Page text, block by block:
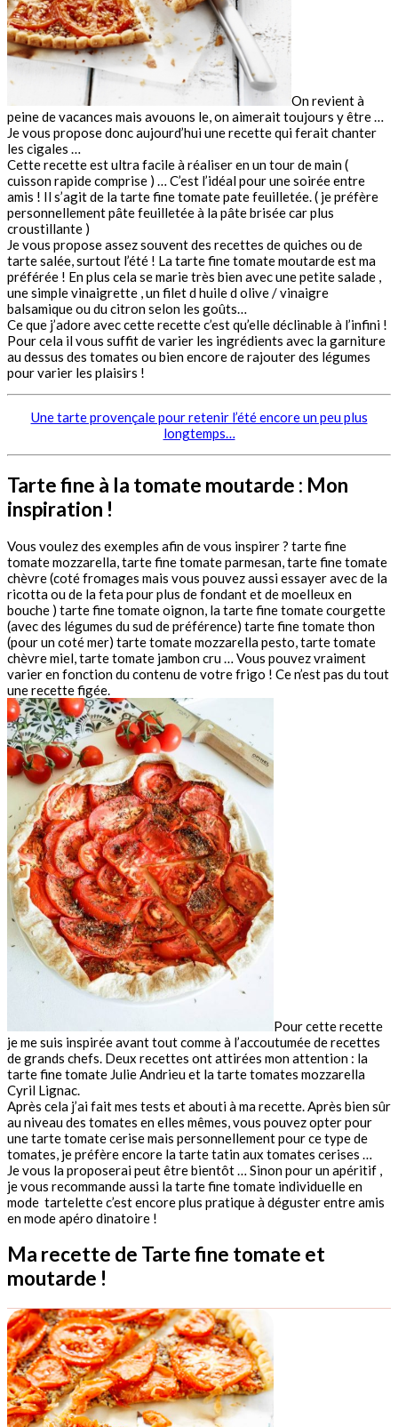
On revient à
peine de vacances mais avouons le, on aimerait toujours y être …
Je vous propose donc aujourd’hui une recette qui ferait chanter
les cigales …
Cette recette est ultra facile à réaliser en un tour de main (
cuisson rapide comprise ) … C’est l’idéal pour une soirée entre
amis ! Il s’agit de la tarte fine tomate pate feuilletée. ( je préfère
personnellementpâte feuilletéeà la pâte brisée car plus
croustillante )
Je vous propose assez souvent des recettes de quiches ou de
tarte salée, surtout l’été ! La tarte fine tomate moutarde est ma
préférée ! En plus cela se marie très bien avec une petite salade ,
une simple vinaigrette , unfilet d huile d olive/ vinaigre
balsamique ou du citron selon les goûts…
Ce que j’adore avec cette recette c’est qu’elle déclinable à l’infini !
Pour cela il vous suffit de varier les ingrédients avec la garniture
au dessus des tomates ou bien encore de rajouter des légumes
pour varier les plaisirs !
Une tarte provençale pour retenir l’été encore un peu plus
longtemps…
Tarte fine à la tomate moutarde : Mon
inspiration !
Vous voulez des exemples afin de vous inspirer ? tarte fine
tomate mozzarella, tarte fine tomate parmesan, tarte fine tomate
chèvre (coté fromages mais vous pouvez aussi essayer avec de la
ricotta ou de la feta pour plus de fondant et de moelleux en
bouche ) tarte fine tomate oignon, la tarte fine tomate courgette
(avec des légumes du sud de préférence) tarte fine tomate thon
(pour un coté mer) tarte tomate mozzarella pesto, tarte tomate
chèvre miel, tarte tomate jambon cru … Vous pouvez vraiment
varier en fonction du contenu de votre frigo ! Ce n’est pas du tout
une recette figée.
Pour cette recette
je me suis inspirée avant tout comme à l’accoutumée de recettes
de grands chefs. Deux recettes ont attirées mon attention : la
tarte fine tomate Julie Andrieu et la tarte tomates mozzarella
Cyril Lignac.
Après cela j’ai fait mes tests et abouti à ma recette. Après bien sûr
au niveau des tomates en elles mêmes, vous pouvez opter pour
une tarte tomate cerise mais personnellement pour ce type de
tomates, je préfère encore la tarte tatin aux tomates cerises …
Je vous la proposerai peut être bientôt … Sinon pour un apéritif ,
je vous recommande aussi la tarte fine tomate individuelle en
mode tartelette c’est encore plus pratique à déguster entre amis
en mode apéro dinatoire !
Ma recette de Tarte fine tomate et
moutarde !